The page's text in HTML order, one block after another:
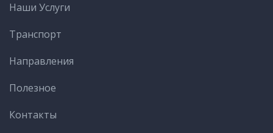
Наши Услуги
Транспорт
Направления
Полезное
Контакты